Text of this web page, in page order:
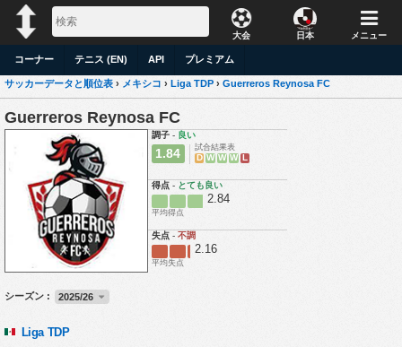
大会 日本 メニュー
コーナー テニス (EN) API プレミアム
サッカーデータと順位表 › メキシコ › Liga TDP › Guerreros Reynosa FC
Guerreros Reynosa FC
調子 - 良い
1.84 試合結果表
D W W W L
得点 - とても良い
2.84
平均得点
失点 - 不調
2.16
平均失点
シーズン : 2025/26
Liga TDP